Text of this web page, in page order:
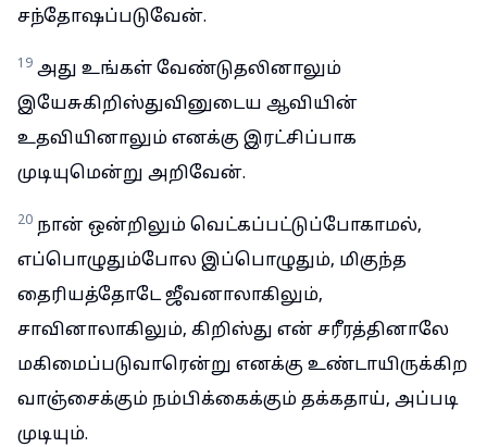
சந்தோஷப்படுவேன்.
19 அது உங்கள் வேண்டுதலினாலும்
இயேசுகிறிஸ்துவினுடைய ஆவியின்
உதவியினாலும் எனக்கு இரட்சிப்பாக
முடியுமென்று அறிவேன்.
20 நான் ஒன்றிலும் வெட்கப்பட்டுப்போகாமல்,
எப்பொழுதும்போல இப்பொழுதும், மிகுந்த
தைரியத்தோடே ஜீவனாலாகிலும்,
சாவினாலாகிலும், கிறிஸ்து என் சரீரத்தினாலே
மகிமைப்படுவாரென்று எனக்கு உண்டாயிருக்கிற
வாஞ்சைக்கும் நம்பிக்கைக்கும் தக்கதாய், அப்படி
முடியும்.